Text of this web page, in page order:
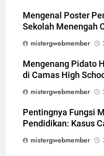
Mengenal Poster
Sekolah Menengah
mistergwebmember
Mengenang Pidato
di Camas High
mistergwebmember
Pentingnya Fungsi
Pendidikan: Kasus
mistergwebmember